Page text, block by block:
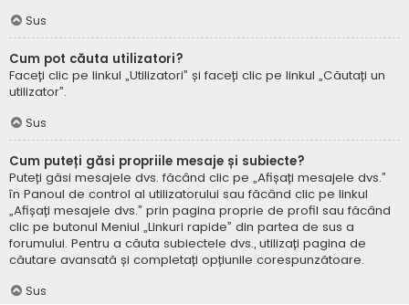
Sus
Cum pot căuta utilizatori?
Faceți clic pe linkul „Utilizatori” și faceți clic pe linkul „Căutați un
utilizator”.
Sus
Cum puteți găsi propriile mesaje și subiecte?
Puteți găsi mesajele dvs. făcând clic pe „Afișați mesajele dvs.”
în Panoul de control al utilizatorului sau făcând clic pe linkul
„Afișați mesajele dvs.” prin pagina proprie de profil sau făcând
clic pe butonul Meniul „Linkuri rapide” din partea de sus a
forumului. Pentru a căuta subiectele dvs., utilizați pagina de
căutare avansată și completați opțiunile corespunzătoare.
Sus